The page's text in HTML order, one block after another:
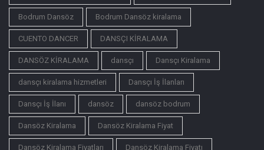
Bodrum Dansöz Bodrum Dansöz kiralama
CUENTO DANCER DANSÇI KİRALAMA
DANSÖZ KİRALAMA dansçı Dansçı Kiralama
dansçı kiralama hizmetleri Dansçı İş İlanları
Dansçı İş İlanı dansöz dansöz bodrum
Dansöz Kiralama Dansöz Kiralama Fiyat
Dansöz Kiralama Fiyatları Dansöz Kiralama Fiyatı